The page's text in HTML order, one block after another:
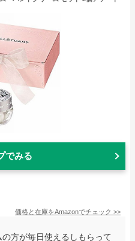
でみる
価格と在庫をAmazonでチェック >>
方が毎日使えるしもらって